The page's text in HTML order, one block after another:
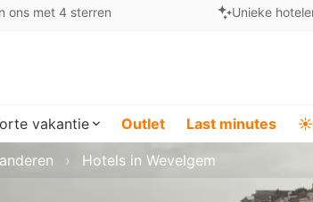
ons met 4 sterren Unieke
vakantie Outlet Last minutes ☀️
Hotels in Wevelgem